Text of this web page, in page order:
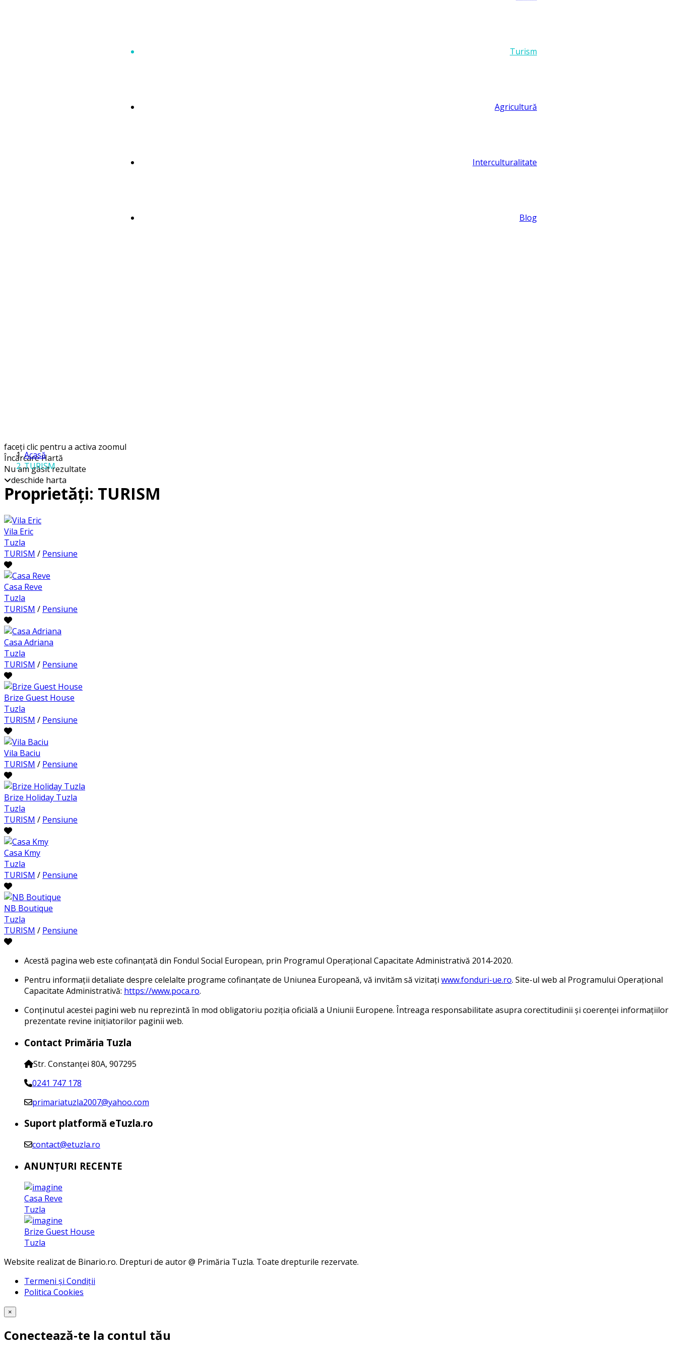
Turism
Agricultură
Interculturalitate
Blog
faceți clic pentru a activa zoomul
Încărcare Hartă
Nu am găsit rezultate
deschide harta
Acasă
TURISM
Proprietăți: TURISM
Vila Eric
Tuzla
TURISM / Pensiune
Casa Reve
Tuzla
TURISM / Pensiune
Casa Adriana
Tuzla
TURISM / Pensiune
Brize Guest House
Tuzla
TURISM / Pensiune
Vila Baciu
TURISM / Pensiune
Brize Holiday Tuzla
Tuzla
TURISM / Pensiune
Casa Kmy
Tuzla
TURISM / Pensiune
NB Boutique
Tuzla
TURISM / Pensiune
Acestă pagina web este cofinanțată din Fondul Social European, prin Programul Operațional Capacitate Administrativă 2014-2020.
Pentru informații detaliate despre celelalte programe cofinanțate de Uniunea Europeană, vă invităm să vizitați www.fonduri-ue.ro. Site-ul web al Programului Operațional
Capacitate Administrativă: https://www.poca.ro.
Conținutul acestei pagini web nu reprezintă în mod obligatoriu poziția oficială a Uniunii Europene. Întreaga responsabilitate asupra corectitudinii și coerenței informațiilor
prezentate revine inițiatorilor paginii web.
Contact Primăria Tuzla
Str. Constanței 80A, 907295
0241 747 178
primariatuzla2007@yahoo.com
Suport platformă eTuzla.ro
contact@etuzla.ro
ANUNȚURI RECENTE
Casa Reve
Tuzla
Brize Guest House
Tuzla
Website realizat de Binario.ro. Drepturi de autor @ Primăria Tuzla. Toate drepturile rezervate.
Termeni și Condiții
Politica Cookies
×
Conectează-te la contul tău